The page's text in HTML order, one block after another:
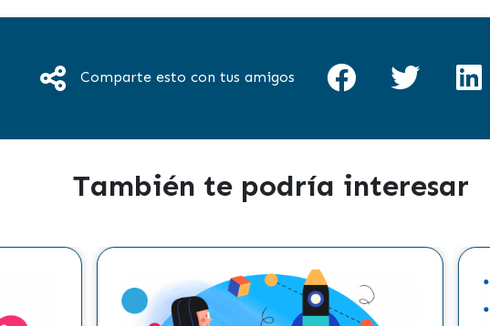
Comparte esto con tus amigos
También te podría interesar